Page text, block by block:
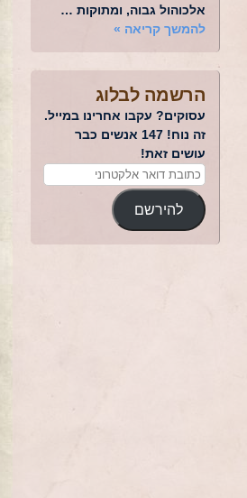
אלכוהול גבוה, ומתוקות …
להמשך קריאה »
הרשמה לבלוג
עסוקים? עקבו אחרינו במייל.
זה נוח! 147 אנשים כבר
עושים זאת!
להירשם